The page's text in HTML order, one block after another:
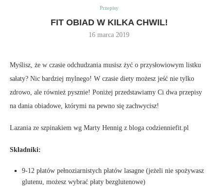
Przepisy
FIT OBIAD W KILKA CHWIL!
16 marca 2019
Myślisz, że w czasie odchudzania musisz żyć o przysłowiowym listku
sałaty? Nic bardziej mylnego! W czasie diety możesz jeść nie tylko
zdrowo, ale również pysznie! Poniżej przedstawiamy Ci dwa przepisy
na dania obiadowe, którymi na pewno się zachwycisz!
Lazania ze szpinakiem wg Marty Hennig z bloga codzienniefit.pl
Składniki:
9-12 płatów pełnoziarnistych płatów lasagne (jeżeli nie spożywasz
glutenu, możesz wybrać płaty bezglutenowe)